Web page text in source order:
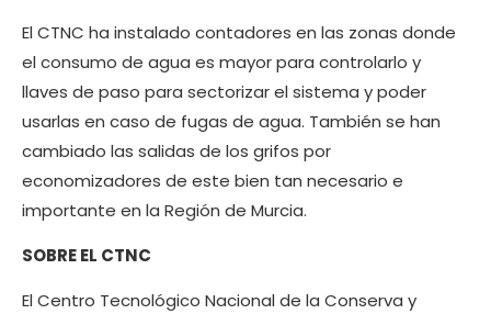
El CTNC ha instalado contadores en las zonas donde
el consumo de agua es mayor para controlarlo y
llaves de paso para sectorizar el sistema y poder
usarlas en caso de fugas de agua. También se han
cambiado las salidas de los grifos por
economizadores de este bien tan necesario e
importante en la Región de Murcia.
SOBRE EL CTNC
El Centro Tecnológico Nacional de la Conserva y